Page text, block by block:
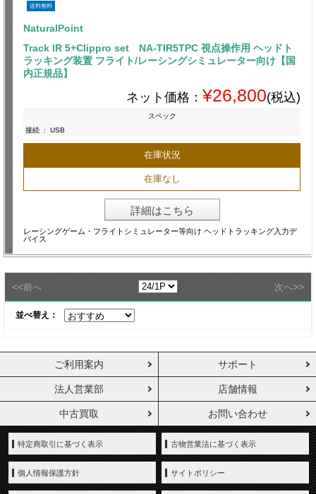
送料無料
NaturalPoint
Track IR 5+Clippro set NA-TIR5TPC 視点操作用 ヘッドト
ラッキング装置 フライト/レーシングシミュレーター向け【国
内正規品】
ネット価格： ¥26,800(税込)
スペック
接続 : USB
在庫状況
在庫なし
詳細はこちら
レーシングゲーム・フライトシミュレーター等向け ヘッドトラッキング入力デ
バイス
<<前へ 次へ>>
並べ替え：
ご利用案内 サポート
法人営業部 店舗情報
中古買取 お問い合わせ
特定商取引に基づく表示 古物営業法に基づく表示
個人情報保護方針 サイトポリシー